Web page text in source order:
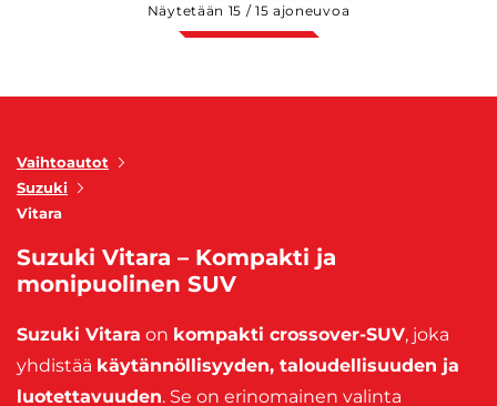
Näytetään 15 /15 ajoneuvoa
Vaihtoautot
Suzuki
Vitara
Suzuki Vitara – Kompakti ja
monipuolinen SUV
Suzuki Vitara on kompakti crossover-SUV, joka
yhdistää käytännöllisyyden, taloudellisuuden ja
luotettavuuden. Se on erinomainen valinta